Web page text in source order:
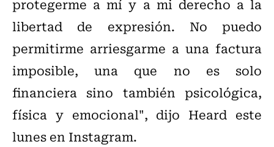
protegerme a mí y a mi derecho a la
libertad de expresión. No puedo
permitirme arriesgarme a una factura
imposible, una que no es solo
financiera sino también psicológica,
física y emocional", dijo Heard este
lunes en Instagram.